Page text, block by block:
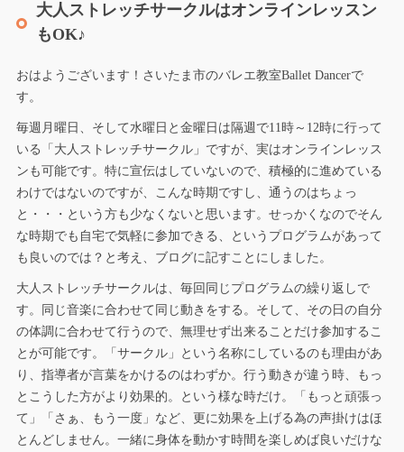
大人ストレッチサークルはオンラインレッスン
もOK♪
おはようございます！さいたま市のバレエ教室Ballet Dancerで
す。
毎週月曜日、そして水曜日と金曜日は隔週で11時～12時に行って
いる「大人ストレッチサークル」ですが、実はオンラインレッス
ンも可能です。特に宣伝はしていないので、積極的に進めている
わけではないのですが、こんな時期ですし、通うのはちょっ
と・・・という方も少なくないと思います。せっかくなのでそん
な時期でも自宅で気軽に参加できる、というプログラムがあって
も良いのでは？と考え、ブログに記すことにしました。
大人ストレッチサークルは、毎回同じプログラムの繰り返しで
す。同じ音楽に合わせて同じ動きをする。そして、その日の自分
の体調に合わせて行うので、無理せず出来ることだけ参加するこ
とが可能です。「サークル」という名称にしているのも理由があ
り、指導者が言葉をかけるのはわずか。行う動きが違う時、もっ
とこうした方がより効果的。という様な時だけ。「もっと頑張っ
て」「さぁ、もう一度」など、更に効果を上げる為の声掛けはほ
とんどしません。一緒に身体を動かす時間を楽しめば良いだけな